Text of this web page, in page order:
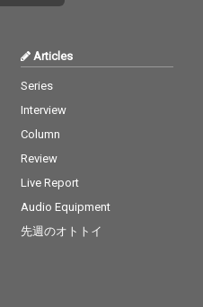
Articles
Series
Interview
Column
Review
Live Report
Audio Equipment
先週のオトトイ